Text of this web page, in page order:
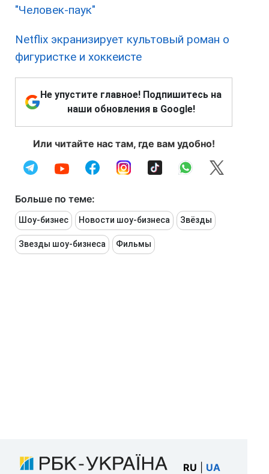
"Человек-паук"
Netflix экранизирует культовый роман о
фигуристке и хоккеисте
Не упустите главное! Подпишитесь на
наши обновления в Google!
Или читайте нас там, где вам удобно!
Больше по теме:
Шоу-бизнес Новости шоу-бизнеса Звёзды
Звезды шоу-бизнеса Фильмы
RU UA